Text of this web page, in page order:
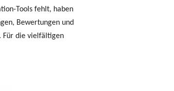
Tools fehlt, haben
Bewertungen und
Für die vielfältigen